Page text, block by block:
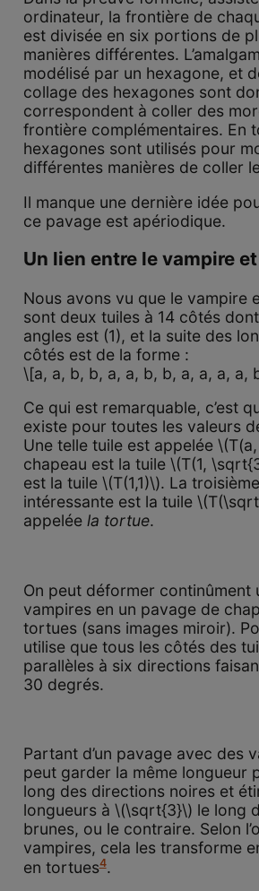
ordinateur, la frontière de
est divisée en six portions de
manières différentes.
modélisé par un hexagone, et
collage des hexagones sont
correspondent à coller des
frontière complémentaires. En
hexagones sont utilisés pour
différentes manières de coller
Il manque une dernière idée
ce pavage est apériodique.
Un lien entre le vampire
Nous avons vu que le vampire
sont deux tuiles à 14 côtés
angles est (1), et la suite des
côtés est de la forme :
\[a, a, b, b, a, a, b, b, a, a, a, a,
Ce qui est remarquable, c’est
existe pour toutes les valeurs
Une telle tuile est appelée
chapeau est la tuile \(T(1,
est la tuile \(T(1,1)\). La
intéressante est la tuile
appelée la tortue.
On peut déformer continûment
vampires en un pavage de
tortues (sans images miroir).
utilise que tous les côtés des
parallèles à six directions
30 degrés.
Partant d’un pavage avec des
peut garder la même longueur
long des directions noires et
longueurs à \(\sqrt{3}\) le long
brunes, ou le contraire. Selon
vampires, cela les transforme
en tortues4.